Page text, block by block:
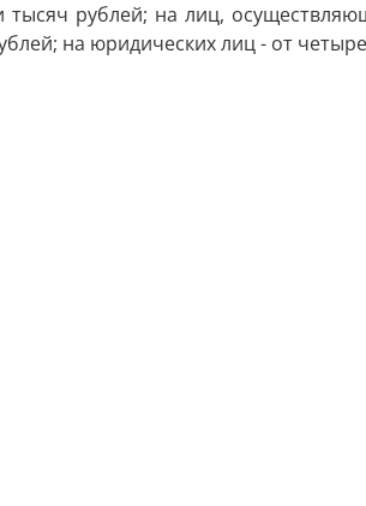
рублей; на лиц,
на юридических лиц - от